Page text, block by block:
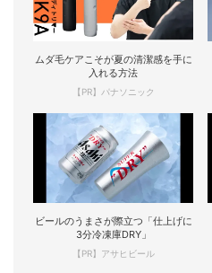
ムダ毛ケアこそが夏の清潔感を手に
入れる方法
【PR】パナソニック
ビールのうまさが際立つ「仕上げに
3分冷凍庫DRY」
【PR】アサヒビール